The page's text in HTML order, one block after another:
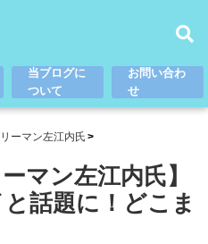
当ブログに
ついて
お問い合わ
せ
ーマン左江内氏
マン左江内氏】
話題に！どこま